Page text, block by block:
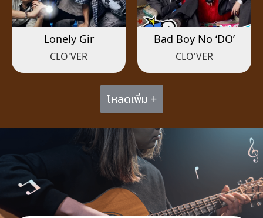
Lonely Gir
CLO'VER
Bad Boy No ‘DO’
CLO'VER
โหลดเพิ่ม +